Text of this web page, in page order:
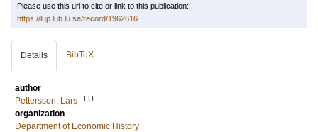
Please use this url to cite or link to this publication:
https://lup.lub.lu.se/record/1962616
Details BibTeX
author
Pettersson, Lars
LU
organization
Department of Economic History